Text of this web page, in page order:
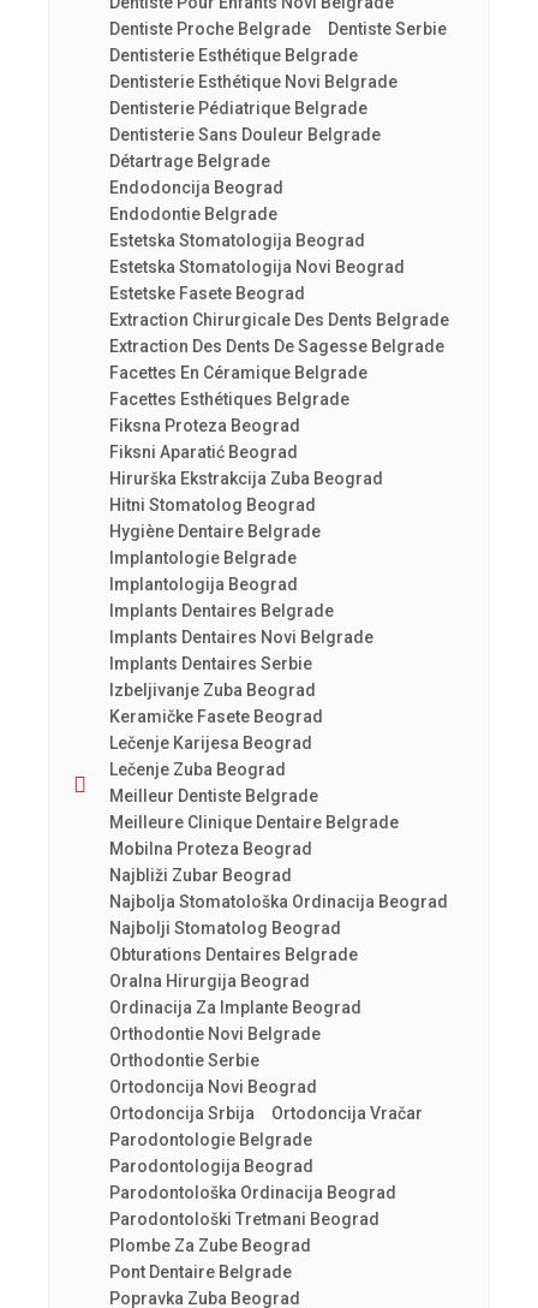
Dentiste Proche Belgrade
Dentiste Serbie
Dentisterie Esthétique Belgrade
Dentisterie Esthétique Novi Belgrade
Dentisterie Pédiatrique Belgrade
Dentisterie Sans Douleur Belgrade
Détartrage Belgrade
Endodoncija Beograd
Endodontie Belgrade
Estetska Stomatologija Beograd
Estetska Stomatologija Novi Beograd
Estetske Fasete Beograd
Extraction Chirurgicale Des Dents Belgrade
Extraction Des Dents De Sagesse Belgrade
Facettes En Céramique Belgrade
Facettes Esthétiques Belgrade
Fiksna Proteza Beograd
Fiksni Aparatić Beograd
Hirurška Ekstrakcija Zuba Beograd
Hitni Stomatolog Beograd
Hygiène Dentaire Belgrade
Implantologie Belgrade
Implantologija Beograd
Implants Dentaires Belgrade
Implants Dentaires Novi Belgrade
Implants Dentaires Serbie
Izbeljivanje Zuba Beograd
Keramičke Fasete Beograd
Lečenje Karijesa Beograd
Lečenje Zuba Beograd
Meilleur Dentiste Belgrade
Meilleure Clinique Dentaire Belgrade
Mobilna Proteza Beograd
Najbliži Zubar Beograd
Najbolja Stomatološka Ordinacija Beograd
Najbolji Stomatolog Beograd
Obturations Dentaires Belgrade
Oralna Hirurgija Beograd
Ordinacija Za Implante Beograd
Orthodontie Novi Belgrade
Orthodontie Serbie
Ortodoncija Novi Beograd
Ortodoncija Srbija
Ortodoncija Vračar
Parodontologie Belgrade
Parodontologija Beograd
Parodontološka Ordinacija Beograd
Parodontološki Tretmani Beograd
Plombe Za Zube Beograd
Pont Dentaire Belgrade
Popravka Zuba Beograd